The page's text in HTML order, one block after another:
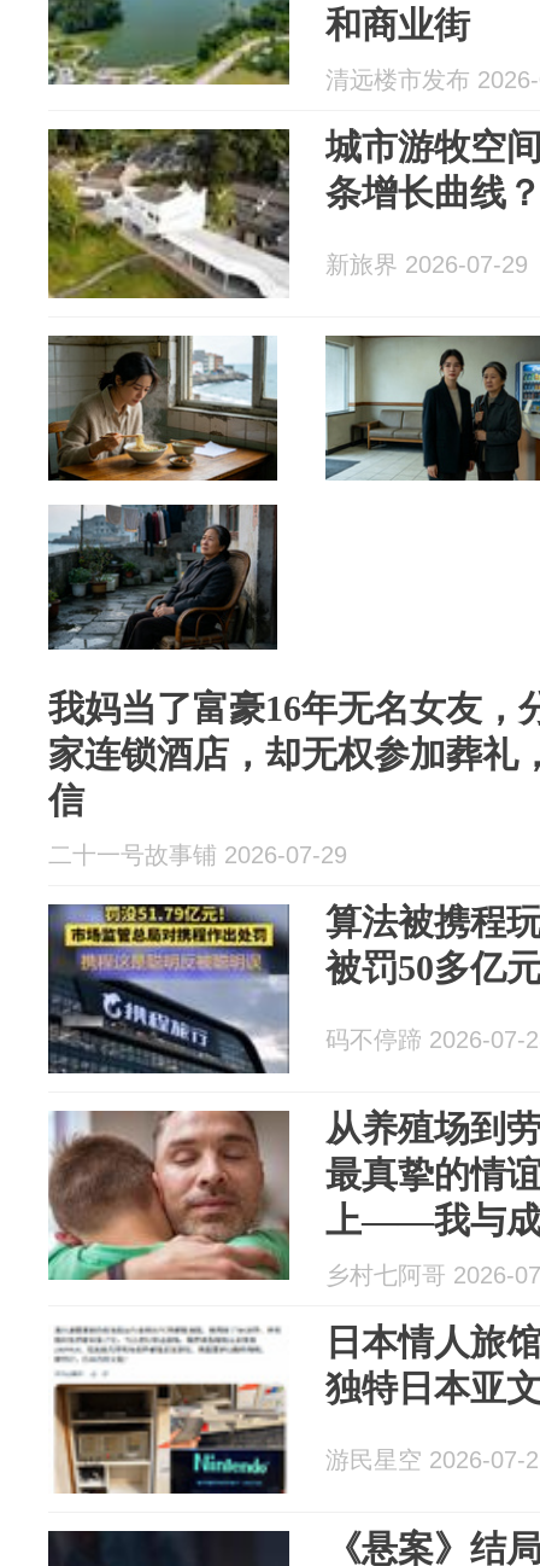
和商业街
清远楼市发布
城市游牧空
条增长曲线
新旅界 2026-07-29
我妈当了富豪16年无名女友，
家连锁酒店，却无权参加葬礼
信
二十一号故事铺 2026-07-29
算法被携程
被罚50多亿
码不停蹄 2026-07-
从养殖场到
最真挚的情
上——我与成
乡村七阿哥 2026-
日本情人旅
独特日本亚
游民星空 2026-07-
《悬案》结